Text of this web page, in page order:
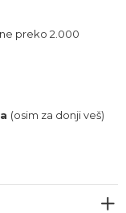
preko 2.000
(osim za donji veš)